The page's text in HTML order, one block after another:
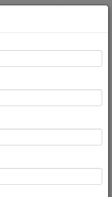
Regístrate